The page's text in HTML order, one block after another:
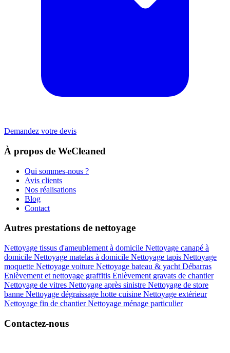
Demandez votre devis
À propos de WeCleaned
Qui sommes-nous ?
Avis clients
Nos réalisations
Blog
Contact
Autres prestations de nettoyage
Nettoyage tissus d'ameublement à domicile Nettoyage canapé à
domicile Nettoyage matelas à domicile Nettoyage tapis Nettoyage
moquette Nettoyage voiture Nettoyage bateau & yacht Débarras
Enlèvement et nettoyage graffitis Enlèvement gravats de chantier
Nettoyage de vitres Nettoyage après sinistre Nettoyage de store
banne Nettoyage dégraissage hotte cuisine Nettoyage extérieur
Nettoyage fin de chantierNettoyage ménage particulier
Contactez-nous